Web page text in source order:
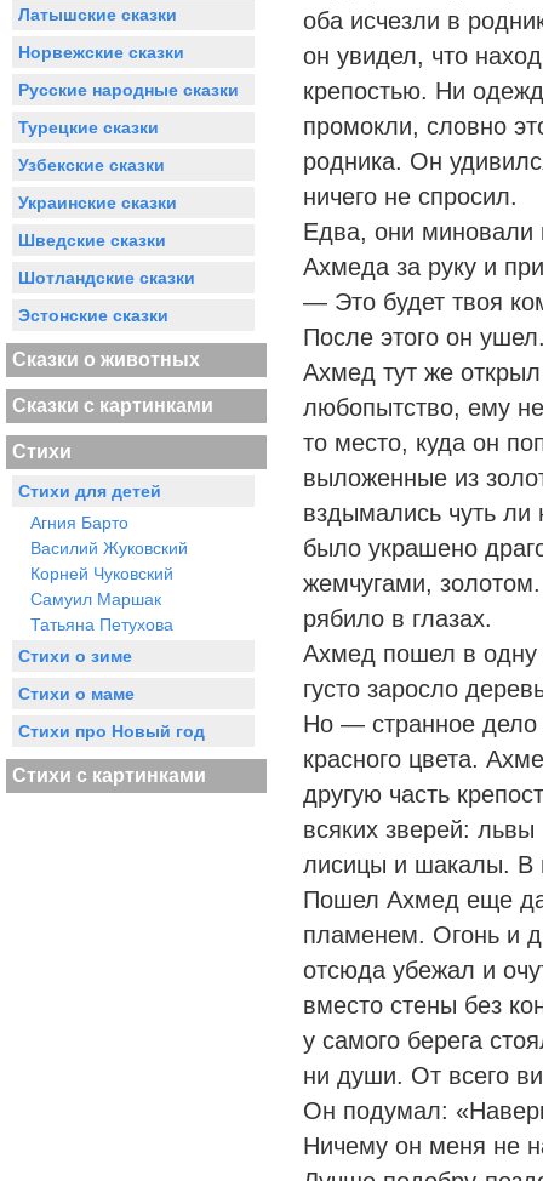
Латышские сказки
Норвежские сказки
Русские народные сказки
Турецкие сказки
Узбекские сказки
Украинские сказки
Шведские сказки
Шотландские сказки
Эстонские сказки
Сказки о животных
Сказки с картинками
Стихи
Стихи для детей
Агния Барто
Василий Жуковский
Корней Чуковский
Самуил Маршак
Татьяна Петухова
Стихи о зиме
Стихи о маме
Стихи про Новый год
Стихи с картинками
оба исчезли в
он увидел, что
крепостью. Ни
промокли, словно
родника. Он
ничего не спросил.
Едва, они миновали
Ахмеда за руку и
— Это будет твоя
После этого он
Ахмед тут же
любопытство, ему
то место, куда он
выложенные из
вздымались чуть ли
было украшено
жемчугами,
рябило в глазах.
Ахмед пошел в одну
густо заросло
Но — странное дело
красного цвета.
другую часть
всяких зверей:
лисицы и шакалы. В
Пошел Ахмед еще
пламенем. Огонь и
отсюда убежал и
вместо стены без
у самого берега
ни души. От всего
Он подумал:
Ничему он меня не